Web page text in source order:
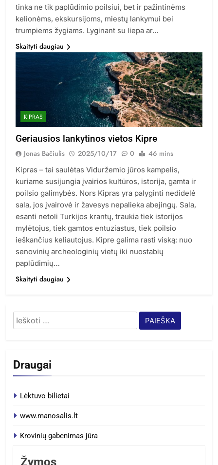
tinka ne tik paplūdimio poilsiui, bet ir pažintinėms
kelionėms, ekskursijoms, miestų lankymui bei
trumpiems žygiams. Lyginant su liepa ar…
Skaityti daugiau
KIPRAS
Geriausios lankytinos vietos Kipre
Jonas Bačiulis 2025/10/17 0 46 mins
Kipras – tai saulėtas Viduržemio jūros kampelis,
kuriame susijungia įvairios kultūros, istorija, gamta ir
poilsio galimybės. Nors Kipras yra palyginti nedidelė
sala, jos įvairovė ir žavesys nepalieka abejingų. Sala,
esanti netoli Turkijos krantų, traukia tiek istorijos
mylėtojus, tiek gamtos entuziastus, tiek poilsio
ieškančius keliautojus. Kipre galima rasti viską: nuo
senovinių archeologinių vietų iki nuostabių
paplūdimių…
Skaityti daugiau
Ieškoti:
Draugai
Lėktuvo bilietai
www.manosalis.lt
Krovinių gabenimas jūra
Žymos